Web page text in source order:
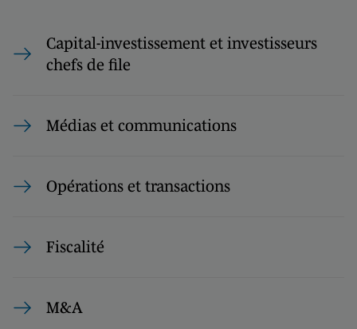
Capital-investissement et investisseurs
chefs de file
Médias et communications
Opérations et transactions
Fiscalité
M&A